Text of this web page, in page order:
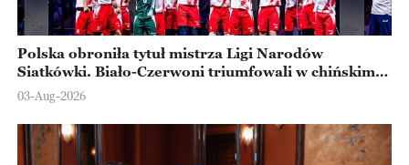
Polska obroniła tytuł mistrza Ligi Narodów
Siatkówki. Biało-Czerwoni triumfowali w chińskim
Ningbo
03-Aug-2026